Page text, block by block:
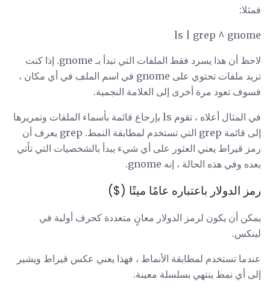
فمثلا:
ls | grep ^ gnome
لاحظ أن هذا يسرد فقط الملفات التي تبدأ بـ gnome. إذا كنت
تريد ملفات تحتوي على gnome في اسم الملف في أي مكان ،
فسوف تعود مرة أخرى إلى العلامة النجمية.
في المثال أعلاه ، تقوم ls بإرجاع قائمة بأسماء الملفات وتمريرها
إلى قائمة grep التي تستخدم لمطابقة النمط. grep يعرف أن
رمز قيراط يعني العثور على أي شيء يبدأ بالشخصيات التي تأتي
بعده وفي هذه الحالة ، إنه gnome.
رمز الدولار باعتباره عامًا ميتًا ($)
يمكن أن يكون لرمز الدولار معانٍ متعددة كحرف أولية في
لينكس.
عندما تستخدم لمطابقة الأنماط ، فهذا يعني عكس قيراط ويشير
إلى أي نمط ينتهي بسلسلة معينة.